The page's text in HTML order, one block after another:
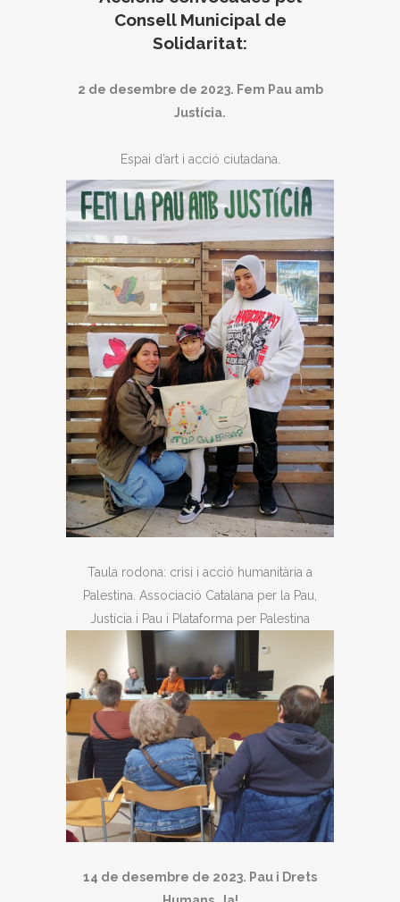
Consell Municipal de
Solidaritat:
2 de desembre de 2023. Fem Pau amb
Justícia.
Espai d’art i acció ciutadana.
Taula rodona: crisi i acció humanitària a
Palestina. Associació Catalana per la Pau,
Justícia i Pau i Plataforma per Palestina
14 de desembre de 2023. Pau i Drets